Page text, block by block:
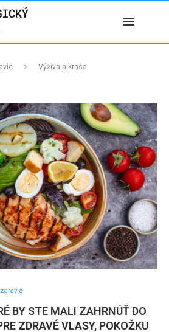
Výživa a krása
BY STE MALI ZAHRNÚŤ DO
ZDRAVÉ VLASY, POKOŽKU